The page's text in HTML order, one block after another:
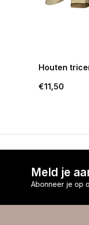
Houten
€11,50
Meld je
Abonneer je op